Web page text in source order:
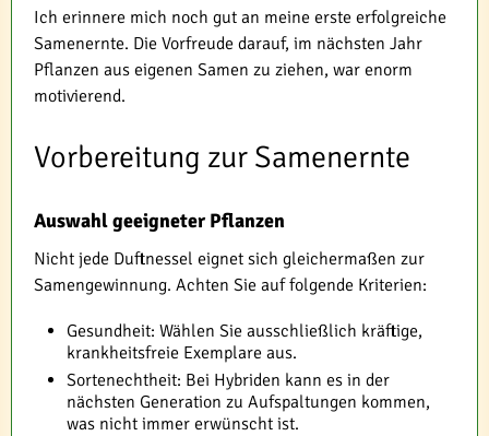
Ich erinnere mich noch gut an meine erste erfolgreiche
Samenernte. Die Vorfreude darauf, im nächsten Jahr
Pflanzen aus eigenen Samen zu ziehen, war enorm
motivierend.
Vorbereitung zur Samenernte
Auswahl geeigneter Pflanzen
Nicht jede Duftnessel eignet sich gleichermaßen zur
Samengewinnung. Achten Sie auf folgende Kriterien:
Gesundheit: Wählen Sie ausschließlich kräftige,
krankheitsfreie Exemplare aus.
Sortenechtheit: Bei Hybriden kann es in der
nächsten Generation zu Aufspaltungen kommen,
was nicht immer erwünscht ist.